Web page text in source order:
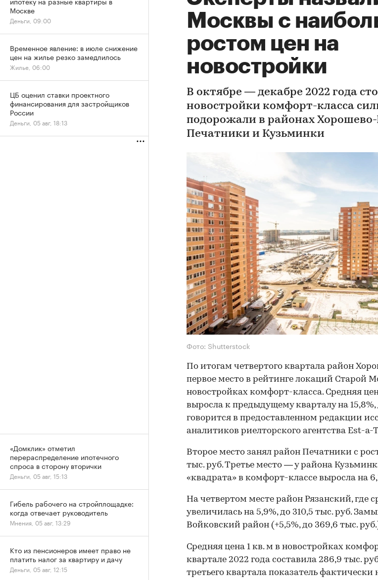
Москвы с
ростом цен на
новостройки
В октябре — декабре 2022 года
новостройки комфорт-класса
подорожали в районах
Печатники и Кузьминки
Фото: Shutterstock
По итогам четвертого квартала район
первое место в рейтинге локаций Старой
новостройках комфорт-класса. Средняя
выросла к предыдущему кварталу на 15,8%,
говорится в предоставленном редакции
аналитиков риелторского агентства Est-a-
Второе место занял район Печатники с
тыс. руб. Третье место — у района
«квадрата» в комфорт-классе выросла на
На четвертом месте район Рязанский, где
увеличилась на 5,9%, до 310,5 тыс. руб.
Войковский район (+5,5%, до 369,6 тыс.
Средняя цена 1 кв. м в новостройках
квартале 2022 года составила 286,9 тыс.
третьего квартала показатель фактически
Москве
Деньги, 09:00
Временное явление: в июле снижение
цен на жилье резко замедлилось
Жилье, 06:00
ЦБ оценил ставки проектного
финансирования для застройщиков
России
Деньги, 05 авг, 18:13
«Домклик» отметил
перераспределение ипотечного
спроса в сторону вторички
Деньги, 05 авг, 15:13
Гибель рабочего на стройплощадке:
когда отвечает руководитель
Мнения, 05 авг, 13:29
Кто из пенсионеров имеет право не
платить налог за квартиру и дачу
Деньги, 05 авг, 12:15